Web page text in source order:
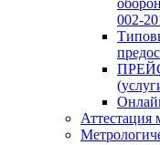
002-
Аттестация